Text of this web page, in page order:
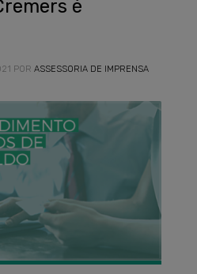
é
POR ASSESSORIA DE IMPRENSA